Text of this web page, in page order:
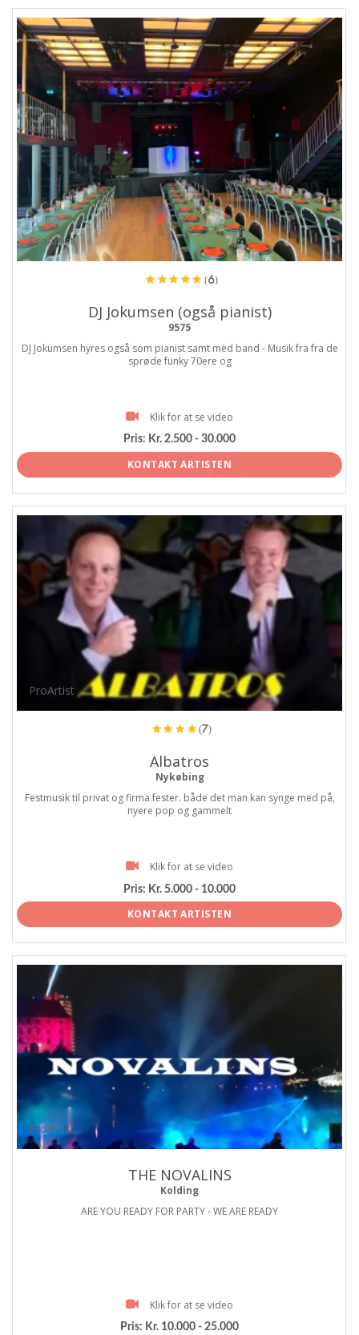
ProArtist
(6)
DJ Jokumsen (også pianist)
9575
DJ Jokumsen hyres også som pianist samt med band - Musik fra fra de
sprøde funky 70ere og
Klik for at se video
Pris: Kr. 2.500 - 30.000
KONTAKT ARTISTEN
ProArtist
(7)
Albatros
Nykøbing
Festmusik til privat og firma fester. både det man kan synge med på,
nyere pop og gammelt
Klik for at se video
Pris: Kr. 5.000 - 10.000
KONTAKT ARTISTEN
ProArtist
THE NOVALINS
Kolding
ARE YOU READY FOR PARTY - WE ARE READY
Klik for at se video
Pris: Kr. 10.000 - 25.000